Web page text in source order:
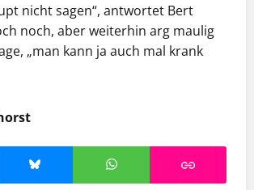
nicht sagen“, antwortet Bert
noch, aber weiterhin arg maulig
„man kann ja auch mal krank